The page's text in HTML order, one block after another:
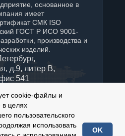
основанное в
имеет
СМК ISO
ГОСТ Р ИСО 9001-
производства и
изделий.
д.9, литер В,
541
76-90
cookie-файлы и
в целях
пользовательского
использовать
OK